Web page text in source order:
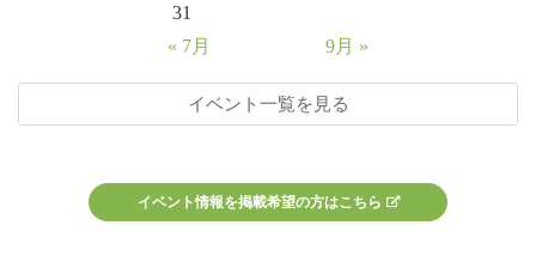
31
« 7月
9月 »
イベント一覧を見る
イベント情報を掲載希望の方はこちら